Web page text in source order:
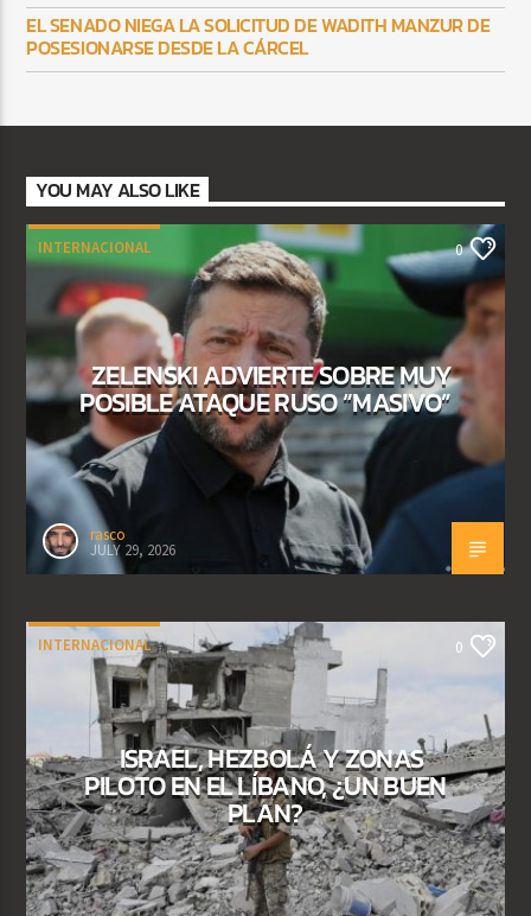
EL SENADO NIEGA LA SOLICITUD DE WADITH MANZUR DE
POSESIONARSE DESDE LA CÁRCEL
YOU MAY ALSO LIKE
INTERNACIONAL 0
ZELENSKI ADVIERTE SOBRE MUY
POSIBLE ATAQUE RUSO “MASIVO”
rasco
JULY 29, 2026
INTERNACIONAL 0
ISRAEL, HEZBOLÁ Y ZONAS
PILOTO EN EL LÍBANO, ¿UN BUEN
PLAN?